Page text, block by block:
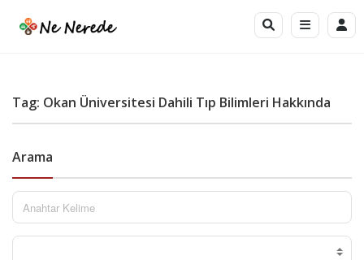
Tag: Okan Üniversitesi Dahili Tıp Bilimleri Hakkında
Arama